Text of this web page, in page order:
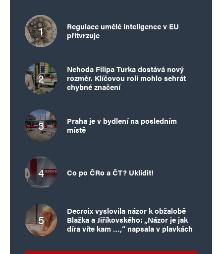
Regulace umělé inteligence v EU
přitvrzuje
Nehoda Filipa Turka dostává nový
rozměr. Klíčovou roli mohlo sehrát
chybné značení
Praha je v bydlení na posledním
místě
Co po ČRo a ČT? Uklidit!
Decroix vyslovila názor k obžalobě
Blažka a Jiříkovského: „Názor je jak
díra víte kam …,“ napsala v plavkách